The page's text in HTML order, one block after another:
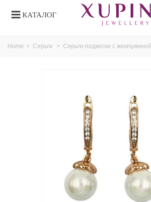
КАТАЛОГ
Home > Серьги > Серьги-подвески с